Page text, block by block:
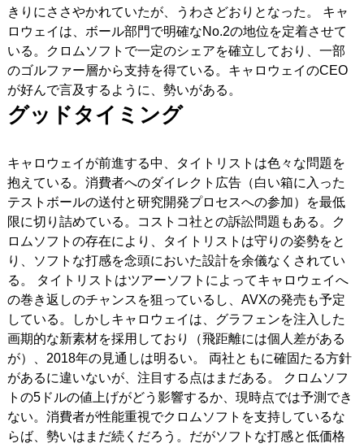
きりにささやかれていたが、うわさどおりとなった。 キャ
ロウェイは、ボール部門で明確なNo.2の地位を定着させて
いる。クロムソフトで一定のシェアを確立しており、一部
のゴルファー層から支持を得ている。キャロウェイのCEO
が好んで言及するように、勢いがある。
グッドタイミング
キャロウェイが前進する中、タイトリストは色々な問題を
抱えている。消費者へのダイレクト広告（白い箱に入った
テストボールの送付と研究開発プロセスへの参加）を最低
限に切り詰めている。コストコ社との訴訟問題もある。ク
ロムソフトの存在により、タイトリストは守りの姿勢をと
り、ソフトな打感を念頭においた設計を余儀なくされてい
る。
タイトリストはツアーソフトによってキャロウェイへ
の巻き返しのチャンスを狙っているし、AVXの発売も予定
している。しかしキャロウェイは、グラフェンを注入した
画期的な新素材を採用しており（飛距離には個人差がある
が）、2018年の見通しは明るい。
両社ともに確固たる方針
があるに違いないが、注目する点はまだある。
クロムソフ
トの5ドルの値上げがどう影響するか、現時点では予測でき
ない。消費者が性能重視でクロムソフトを支持しているな
らば、勢いはまだ続くだろう。だがソフトな打感と低価格